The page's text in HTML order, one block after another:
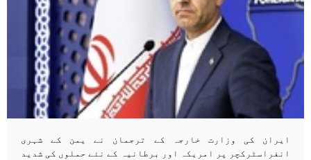
ایران کی وزارت خارجہ کے ترجمان نے یمن کے شہری
انفراسٹرکچر پر امریکہ اور برطانیہ کے نئے حملوں کی شدید